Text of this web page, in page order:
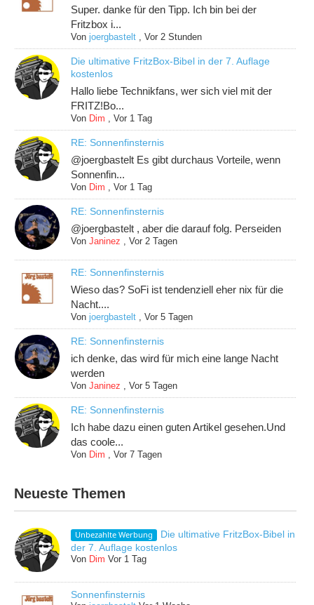
Super. danke für den Tipp. Ich bin bei der
Fritzbox i...
Vonjoergbastelt ,Vor 2 Stunden
Die ultimative FritzBox-Bibel in der 7. Auflage
kostenlos
Hallo liebe Technikfans, wer sich viel mit der
FRITZ!Bo...
Von Dim ,Vor 1 Tag
RE: Sonnenfinsternis
@joergbastelt Es gibt durchaus Vorteile, wenn
Sonnenfin...
Von Dim ,Vor 1 Tag
RE: Sonnenfinsternis
@joergbastelt , aber die darauf folg. Perseiden
VonJaninez ,Vor 2 Tagen
RE: Sonnenfinsternis
Wieso das? SoFi ist tendenziell eher nix für die
Nacht....
Vonjoergbastelt ,Vor 5 Tagen
RE: Sonnenfinsternis
ich denke, das wird für mich eine lange Nacht
werden
VonJaninez ,Vor 5 Tagen
RE: Sonnenfinsternis
Ich habe dazu einen guten Artikel gesehen.Und
das coole...
Von Dim ,Vor 7 Tagen
Neueste Themen
Unbezahlte Werbung
Die ultimative FritzBox-Bibel in
der 7. Auflage kostenlos
Von Dim Vor 1 Tag
Sonnenfinsternis